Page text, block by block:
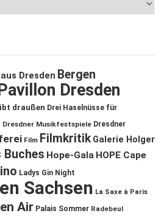
Dresden Bergen
Dresden
draußen Drei Haselnüsse für
Dresdner Musikfestspiele Dresdner
Film Filmkritik Galerie Holger
Buches Hope-Gala HOPE Cape
Ladys Gin Night
Sachsen La Saxe à Paris
Air Palais Sommer Radebeul